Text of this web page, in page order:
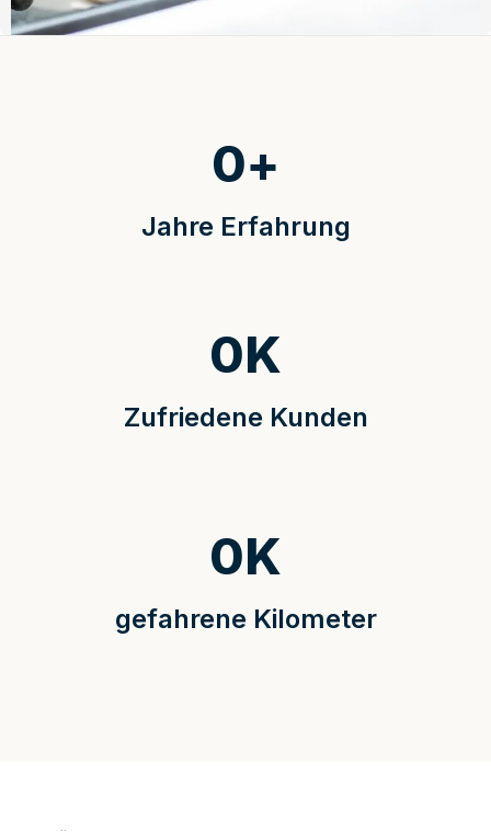
Jahre Erfahrung
0+
Zufriedene Kunden
0K
gefahrene Kilometer
0K